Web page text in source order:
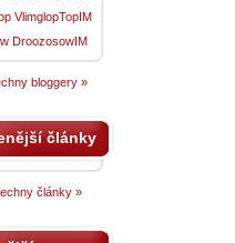
VlimglopTopIM
DroozosowIM
bloggery »
články
články »